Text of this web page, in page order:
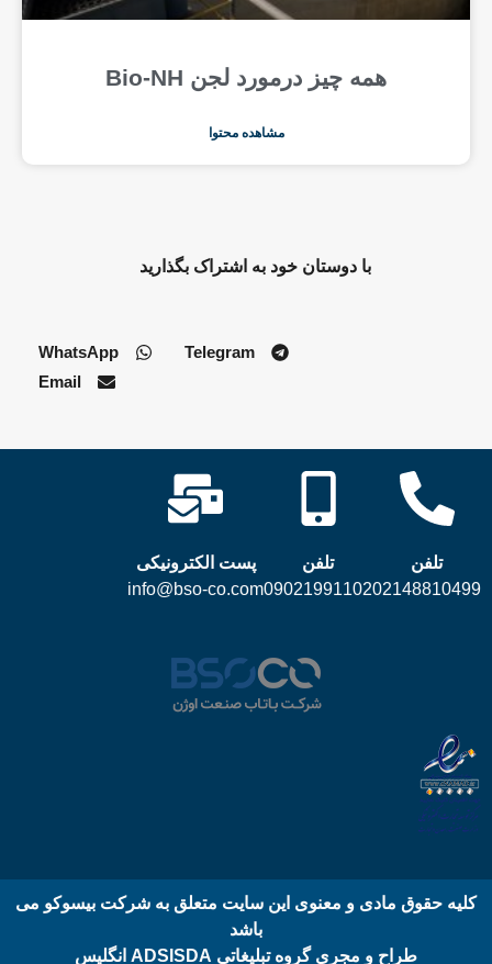
همه چیز درمورد لجن Bio-NH
مشاهده محتوا
با دوستان خود به اشتراک بگذارید
Telegram
WhatsApp
Email
تلفن
02148810499
تلفن
09021991102
پست الکترونیکی
info@bso-co.com
کلیه حقوق مادی و معنوی این سایت متعلق به شرکت بیسوکو می
باشد
طراح و مجری گروه تبلیغاتی ADSISDA انگلیس